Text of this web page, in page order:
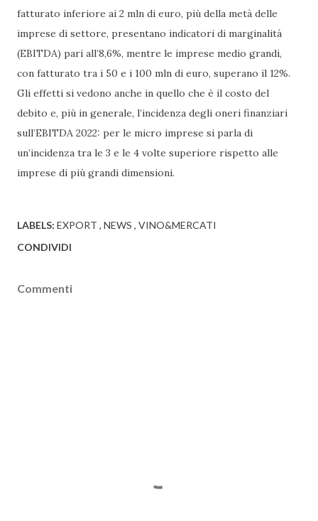
fatturato inferiore ai 2 mln di euro, più della metà delle
imprese di settore, presentano indicatori di marginalità
(EBITDA) pari all’8,6%, mentre le imprese medio grandi,
con fatturato tra i 50 e i 100 mln di euro, superano il 12%.
Gli effetti si vedono anche in quello che è il costo del
debito e, più in generale, l’incidenza degli oneri finanziari
sull’EBITDA 2022: per le micro imprese si parla di
un’incidenza tra le 3 e le 4 volte superiore rispetto alle
imprese di più grandi dimensioni.
LABELS: EXPORT NEWS VINO&MERCATI
CONDIVIDI
Commenti